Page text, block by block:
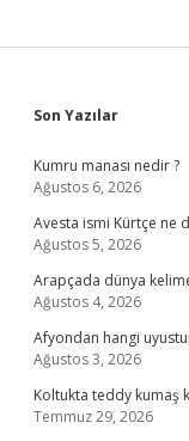
Sidebar
Son Yazılar
Kumru manası nedir ?
Ağustos 6, 2026
Avesta ismi Kürtçe ne
Ağustos 5, 2026
Arapçada dünya
Ağustos 4, 2026
Afyondan hangi
Ağustos 3, 2026
Koltukta teddy kumaş
Temmuz 29, 2026